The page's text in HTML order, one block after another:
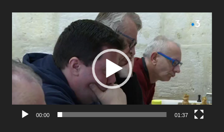
Lecteur
00:00 01:37